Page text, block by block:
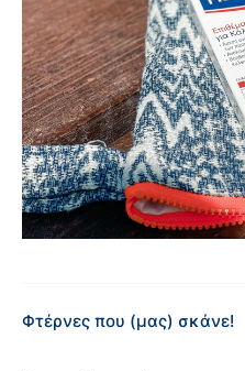
Φτέρνες που (μας) σκάνε!